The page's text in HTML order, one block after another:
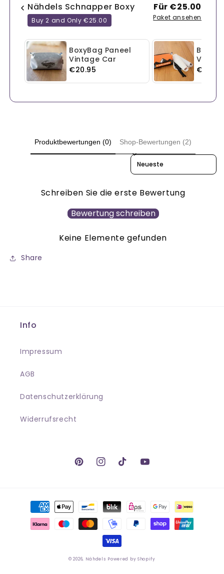
Time
Time
Nähdels Schnapper Boxy
Buy 2 and Only €25.00
Für €25.00
Paket ansehen
BoxyBag Paneel
Vintage Car
€20.95
€20.95
Produktbewertungen (0) Shop-Bewertungen (2)
Sort reviews by
Schreiben Sie die erste Bewertung
Bewertung schreiben
Keine Elemente gefunden
Share
Info
Impressum
AGB
Datenschutzerklärung
Widerrufsrecht
PinterestInstagramTikTokYouTube
Zahlungsmethoden
© 2026, Nähdels Powered by Shopify